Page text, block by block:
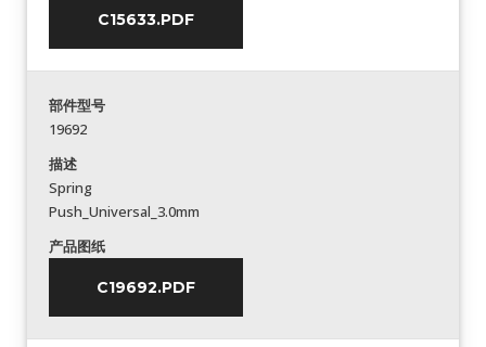
C15633.PDF
部件型号
19692
描述
Spring
Push_Universal_3.0mm
产品图纸
C19692.PDF